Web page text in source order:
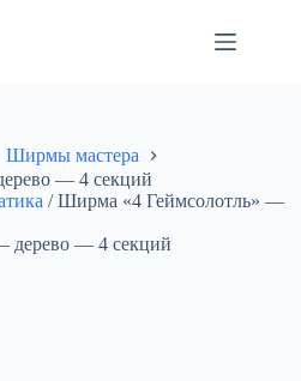
Ширмы мастера
— 4 секций
/ Ширма «4 Геймсолотль» —